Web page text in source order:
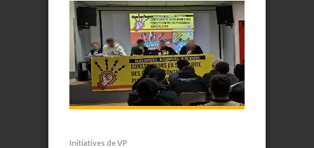
Initiatives de VP